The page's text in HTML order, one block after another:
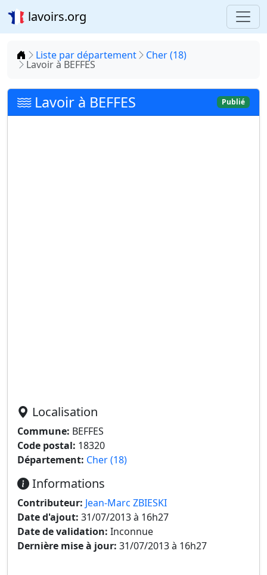
lavoirs.org
Accueil
Liste par département Cher (18)
Lavoir à BEFFES
Lavoir à BEFFES Publié
Localisation
Commune: BEFFES
Code postal: 18320
Département: Cher (18)
Informations
Contributeur: Jean-Marc ZBIESKI
Date d'ajout: 31/07/2013 à 16h27
Date de validation: Inconnue
Dernière mise à jour: 31/07/2013 à 16h27